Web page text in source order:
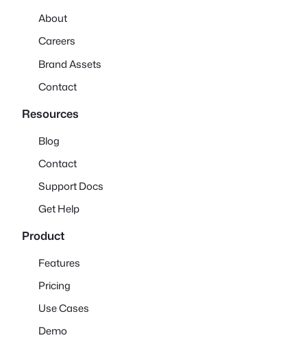
About
Careers
Brand Assets
Contact
Resources
Blog
Contact
Support Docs
Get Help
Product
Features
Pricing
Use Cases
Demo